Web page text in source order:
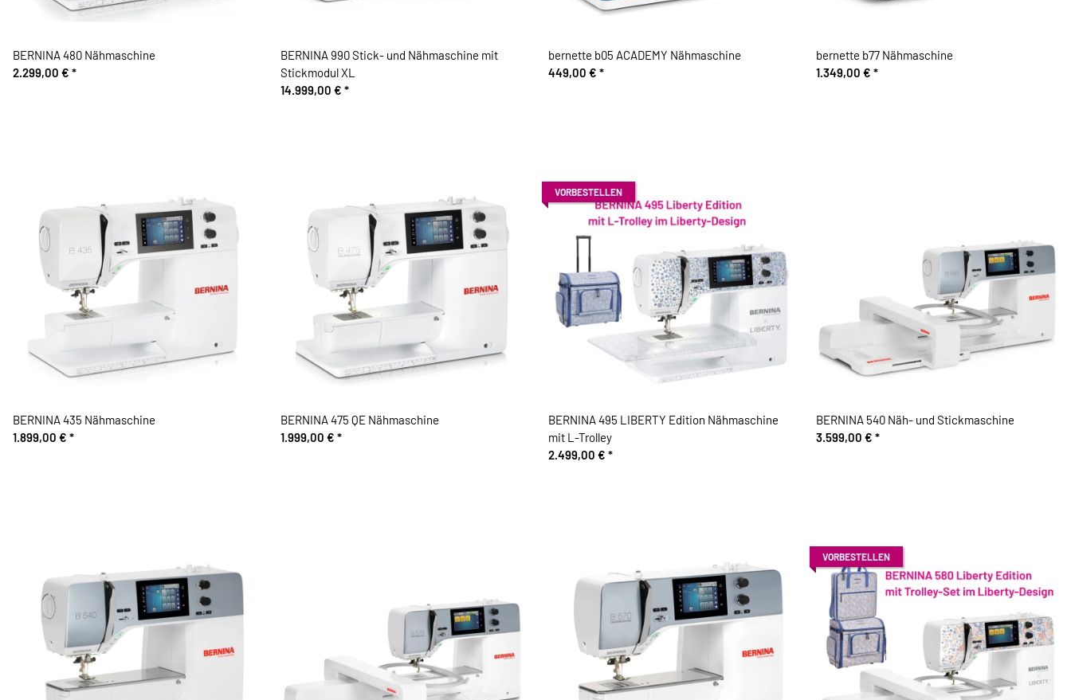
BERNINA 480 Nähmaschine
2.299,00 € *
BERNINA 990 Stick- und Nähmaschine mit
Stickmodul XL
14.999,00 € *
bernette b05 ACADEMY Nähmaschine
449,00 € *
bernette b77 Nähmaschine
1.349,00 € *
BERNINA 435 Nähmaschine
1.899,00 € *
BERNINA 475 QE Nähmaschine
1.999,00 € *
VORBESTELLEN
BERNINA 495 LIBERTY Edition Nähmaschine
mit L-Trolley
2.499,00 € *
BERNINA 540 Näh- und Stickmaschine
3.599,00 € *
VORBESTELLEN